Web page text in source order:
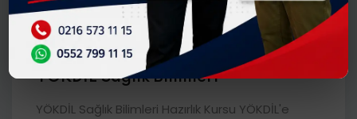
YÖKDİL Sağlık Bilimleri
YÖKDİL Sağlık Bilimleri Hazırlık Kursu YÖKDİL'e